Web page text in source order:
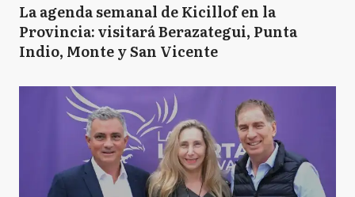
La agenda semanal de Kicillof en la
Provincia: visitará Berazategui, Punta
Indio, Monte y San Vicente